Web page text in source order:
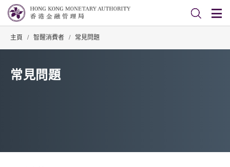
主頁 / 智醒消費者 / 常見問題
常見問題